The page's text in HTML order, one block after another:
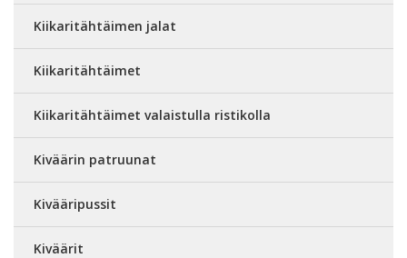
Kiikaritähtäimen jalat
Kiikaritähtäimet
Kiikaritähtäimet valaistulla ristikolla
Kiväärin patruunat
Kivääripussit
Kiväärit